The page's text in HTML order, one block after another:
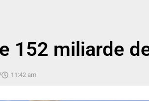
152 miliarde
11:42 am